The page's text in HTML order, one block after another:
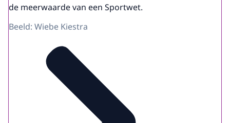
de meerwaarde van een Sportwet.
Beeld: Wiebe Kiestra